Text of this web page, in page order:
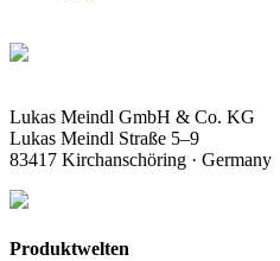
Lukas Meindl GmbH & Co. KG
Lukas Meindl Straße 5–9
83417 Kirchanschöring · Germany
Produktwelten